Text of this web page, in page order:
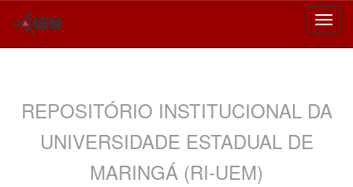
REPOSITÓRIO INSTITUCIONAL DA
UNIVERSIDADE ESTADUAL DE
MARINGÁ (RI-UEM)